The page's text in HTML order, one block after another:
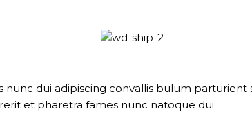
dui adipiscing convallis bulum
et pharetra fames nunc natoque dui.